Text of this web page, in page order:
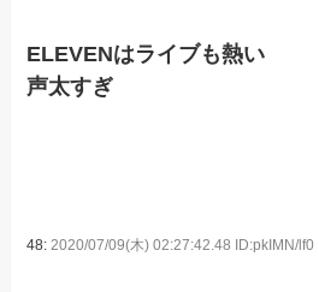
ELEVENはライブも熱い
声太すぎ
48: 2020/07/09(木) 02:27:42.48 ID:pkIMN/lf0